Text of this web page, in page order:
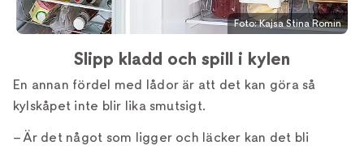
Foto: Kajsa Stina Romin
Slipp kladd och spill i kylen
En annan fördel med lådor är att det kan göra så
kylskåpet inte blir lika smutsigt.
– Är det något som ligger och läcker kan det bli